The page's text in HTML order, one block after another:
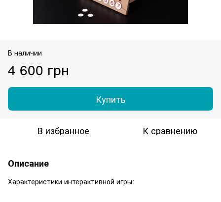
В наличии
4 600 грн
Купить
В избранное К сравнению
Описание
Характеристики интерактивной игры: